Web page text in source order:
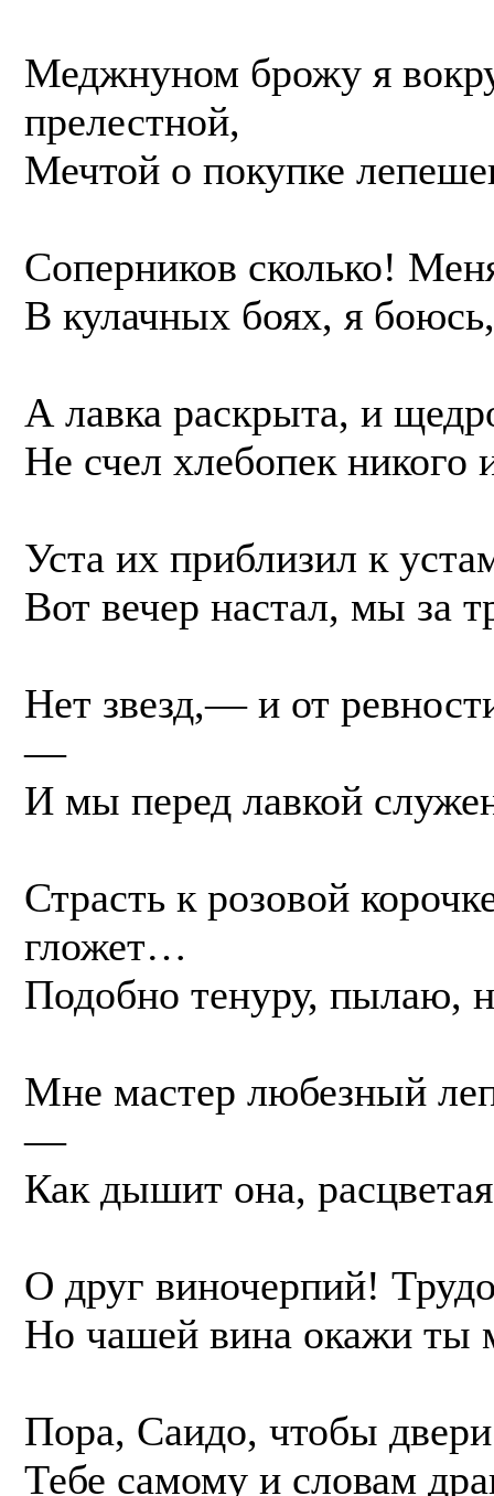
Меджнуном брожу я
прелестной,
Мечтой о покупке
Соперников сколько!
В кулачных боях, я
А лавка раскрыта, и
Не счел хлебопек
Уста их приблизил к
Вот вечер настал, мы за
Нет звезд,— и от
—
И мы перед лавкой
Страсть к розовой
гложет…
Подобно тенуру, пылаю,
Мне мастер любезный
—
Как дышит она,
О друг виночерпий!
Но чашей вина окажи ты
Пора, Саидо, чтобы
Тебе самому и словам